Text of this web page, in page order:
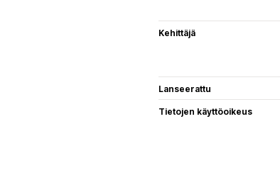
Kehittäjä
Lanseerattu
Tietojen käyttöoikeus